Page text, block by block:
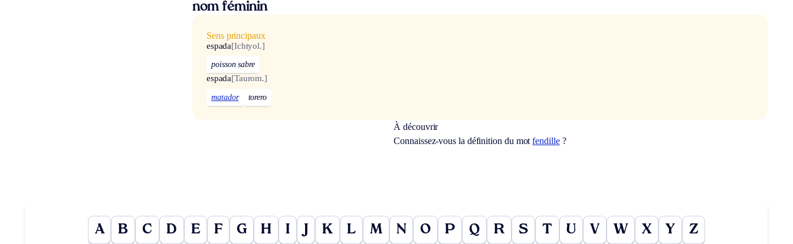
nom féminin
Sens principaux
espada[Ichtyol.]
poisson sabre
espada[Taurom.]
matador torero
À découvrir
Connaissez-vous la définition du motfendille?
A B C D E F G H I J K L M N O P Q R S T U V W X Y Z